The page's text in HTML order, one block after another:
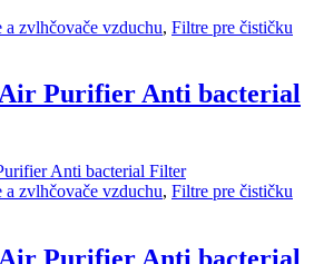
zvlhčovače vzduchu, Filtre pre čističku
Purifier Anti bacterial
zvlhčovače vzduchu, Filtre pre čističku